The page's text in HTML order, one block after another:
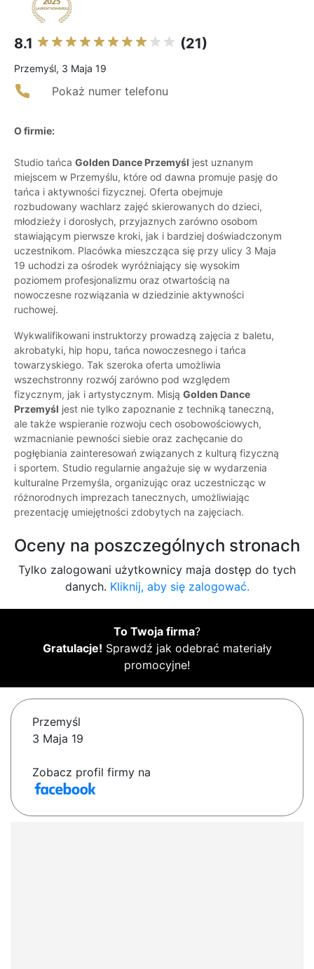
8.1 (21)
Przemyśl, 3 Maja 19
Pokaż numer telefonu
O firmie:
Studio tańca Golden Dance Przemyśl jest uznanym
miejscem w Przemyślu, które od dawna promuje pasję do
tańca i aktywności fizycznej. Oferta obejmuje
rozbudowany wachlarz zajęć skierowanych do dzieci,
młodzieży i dorosłych, przyjaznych zarówno osobom
stawiającym pierwsze kroki, jak i bardziej doświadczonym
uczestnikom. Placówka mieszcząca się przy ulicy 3 Maja
19 uchodzi za ośrodek wyróżniający się wysokim
poziomem profesjonalizmu oraz otwartością na
nowoczesne rozwiązania w dziedzinie aktywności
ruchowej.
Wykwalifikowani instruktorzy prowadzą zajęcia z baletu,
akrobatyki, hip hopu, tańca nowoczesnego i tańca
towarzyskiego. Tak szeroka oferta umożliwia
wszechstronny rozwój zarówno pod względem
fizycznym, jak i artystycznym. Misją Golden Dance
Przemyśl jest nie tylko zapoznanie z techniką taneczną,
ale także wspieranie rozwoju cech osobowościowych,
wzmacnianie pewności siebie oraz zachęcanie do
pogłębiania zainteresowań związanych z kulturą fizyczną
i sportem. Studio regularnie angażuje się w wydarzenia
kulturalne Przemyśla, organizując oraz uczestnicząc w
różnorodnych imprezach tanecznych, umożliwiając
prezentację umiejętności zdobytych na zajęciach.
Oceny na poszczególnych stronach
Tylko zalogowani użytkownicy maja dostęp do tych
danych. Kliknij, aby się zalogować.
To Twoja firma?
Gratulacje! Sprawdź jak odebrać materiały
promocyjne!
Przemyśl
3 Maja 19
Zobacz profil firmy na